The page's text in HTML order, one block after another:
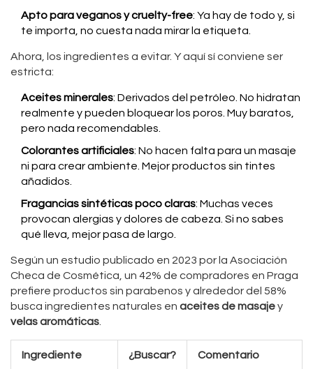
Apto para veganos y cruelty-free: Ya hay de todo y, si
te importa, no cuesta nada mirar la etiqueta.
Ahora, los ingredientes a evitar. Y aquí sí conviene ser
estricta:
Aceites minerales: Derivados del petróleo. No hidratan
realmente y pueden bloquear los poros. Muy baratos,
pero nada recomendables.
Colorantes artificiales: No hacen falta para un masaje
ni para crear ambiente. Mejor productos sin tintes
añadidos.
Fragancias sintéticas poco claras: Muchas veces
provocan alergias y dolores de cabeza. Si no sabes
qué lleva, mejor pasa de largo.
Según un estudio publicado en 2023 por la Asociación
Checa de Cosmética, un 42% de compradores en Praga
prefiere productos sin parabenos y alrededor del 58%
busca ingredientes naturales en aceites de masajey
velas aromáticas
Ingrediente ¿Buscar? Comentario